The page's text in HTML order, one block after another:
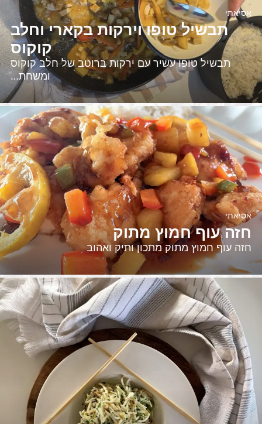
תבשיל טופו וירקות בקארי וחלב
קוקוס
אסיאתי
תבשיל טופו עשיר עם ירקות ברוטב של חלב קוקוס
ומשחת…
חזה עוף חמוץ מתוק
אסיאתי
חזה עוף חמוץ מתוק מתכון ותיק ואהוב